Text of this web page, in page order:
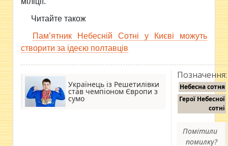
Читайте також
Пам’ятник Небесній Сотні у Києві можуть
створити за ідеєю полтавців
Українець із Решетилівки
став чемпіоном Європи з
сумо
Позначення:
Небесна сотня
Герої Небесної
сотні
Помітили
помилку?